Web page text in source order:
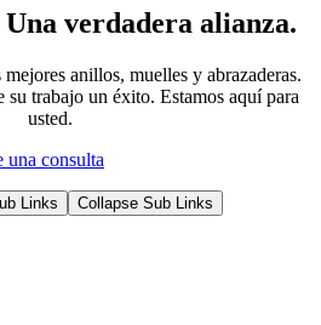
Una verdadera alianza.
anillos, muelles y abrazaderas.
su trabajo un éxito. Estamos aquí para
usted.
una consulta
Links Collapse Sub Links